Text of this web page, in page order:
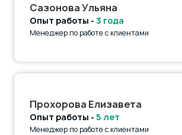
Сазонова Ульяна
Опыт работы - 3 года
Менеджер по работе с клиентами
Прохорова Елизавета
Опыт работы - 5 лет
Менеджер по работе с клиентами